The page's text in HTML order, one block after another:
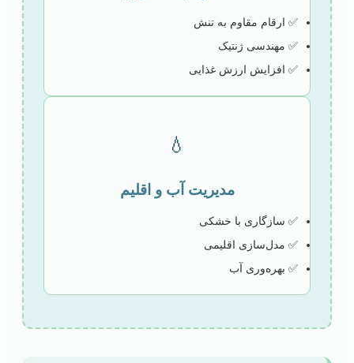
✅ ارقام مقاوم به تنش
✅ مهندسی ژنتیک
✅ افزایش ارزش غذایی
💧
مدیریت آب و اقلیم
✅ سازگاری با خشکی
✅ مدل‌سازی اقلیمی
✅ بهره‌وری آب